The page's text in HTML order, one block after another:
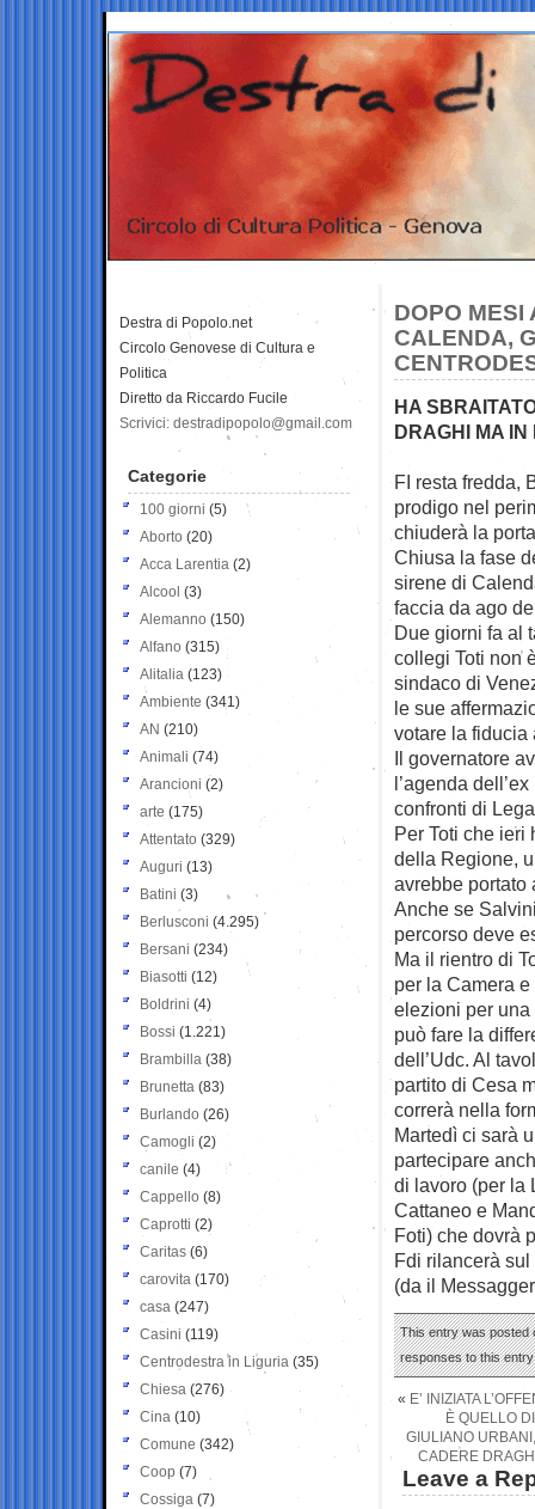
DOPO MESI
CALENDA,
HA
DRAGHI MA IN
FI resta fredda,
prodigo nel
chiuderà la
Chiusa la fase
sirene di
faccia da ago
Due giorni fa al
collegi Toti non
sindaco di
le sue
votare la fiducia
Il governatore
l’agenda
confronti di
Per Toti che ieri
della Regione,
avrebbe portato
Anche se
percorso deve
Ma il rientro di
per la Camera
elezioni per una
può fare la
dell’Udc. Al
partito di Cesa
correrà nella
Martedì ci sarà
partecipare
di lavoro (per la
Cattaneo e
Foti) che dovrà
Fdi rilancerà
(da il
This entry was posted
responses to this
« E’ INIZIATA
È QUELLO
GIULIANO
CADERE
Leave a
Destra di Popolo.net
Circolo Genovese di Cultura e
Politica
Diretto da Riccardo Fucile
Scrivici: destradipopolo@gmail.com
Categorie
100 giorni (5)
Aborto (20)
Acca Larentia (2)
Alcool (3)
Alemanno (150)
Alfano (315)
Alitalia (123)
Ambiente (341)
AN (210)
Animali (74)
Arancioni (2)
arte (175)
Attentato (329)
Auguri (13)
Batini (3)
Berlusconi (4.295)
Bersani (234)
Biasotti (12)
Boldrini (4)
Bossi (1.221)
Brambilla (38)
Brunetta (83)
Burlando (26)
Camogli (2)
canile (4)
Cappello (8)
Caprotti (2)
Caritas (6)
carovita (170)
casa (247)
Casini (119)
Centrodestra in Liguria (35)
Chiesa (276)
Cina (10)
Comune (342)
Coop (7)
Cossiga (7)